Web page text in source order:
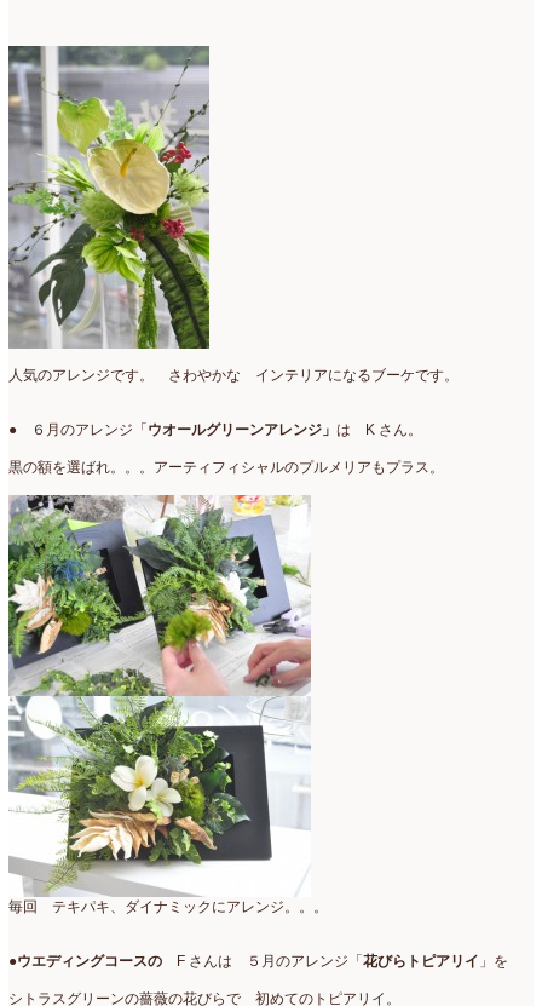
人気のアレンジです。 さわやかな インテリアになるブーケです。
● ６月のアレンジ「 ウオールグリーンアレンジ」 は K さん。
黒の額を選ばれ。。。アーティフィシャルのプルメリアもプラス。
毎回 テキパキ、ダイナミックにアレンジ。。。
●ウエディングコースの F さんは ５月のアレンジ「 花びらトピアリイ 」を
シトラスグリーンの薔薇の花びらで 初めてのトピアリイ。